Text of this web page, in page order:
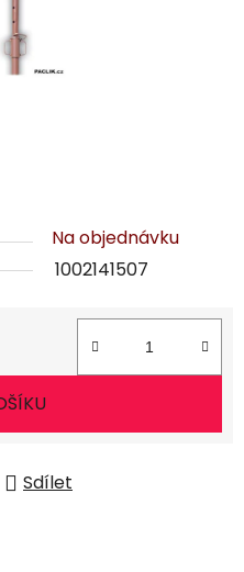
Na objednávku
1002141507
Sdílet